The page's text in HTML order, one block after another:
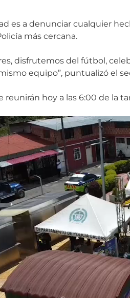
es a denunciar cualquier
más cercana.
disfrutemos del fútbol,
equipo”, puntualizó el
reunirán hoy a las 6:00 de la